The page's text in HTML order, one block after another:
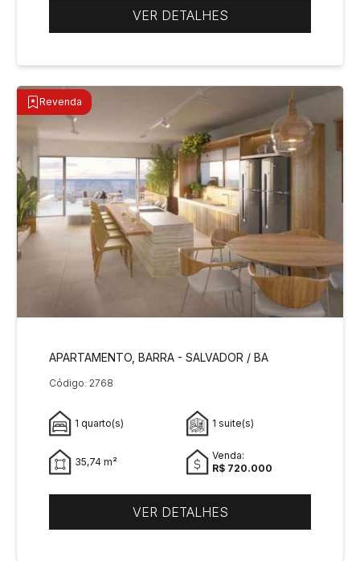
VER DETALHES
Revenda
APARTAMENTO, BARRA - SALVADOR / BA
Código: 2768
1 quarto(s) 1 suite(s)
35,74 m²
Venda:
R$ 720.000
VER DETALHES